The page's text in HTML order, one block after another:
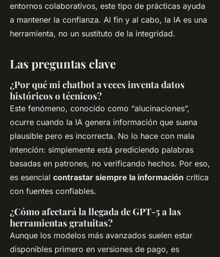
entornos colaborativos, este tipo de prácticas ayuda
a mantener la confianza. Al fin y al cabo, la IA es una
herramienta, no un sustituto de la integridad.
Las preguntas clave
¿Por qué mi chatbot a veces inventa datos
históricos o técnicos?
Este fenómeno, conocido como “alucinaciones”,
ocurre cuando la IA genera información que suena
plausible pero es incorrecta. No lo hace con mala
intención: simplemente está prediciendo palabras
basadas en patrones, no verificando hechos. Por eso,
es esencial contrastar siempre la información crítica
con fuentes confiables.
¿Cómo afectará la llegada de GPT-5 a las
herramientas gratuitas?
Aunque los modelos más avanzados suelen estar
disponibles primero en versiones de pago, es